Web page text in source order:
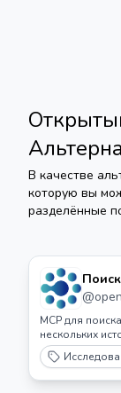
В качестве
которую вы
разделённые
@
MCP для
нескольких